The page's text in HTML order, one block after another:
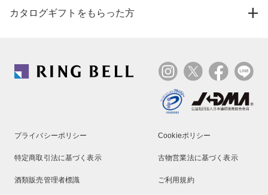
カタログギフトをもらった方
プライバシーポリシー Cookieポリシー
特定商取引法に基づく表示 古物営業法に基づく表示
酒類販売管理者標識 ご利用規約